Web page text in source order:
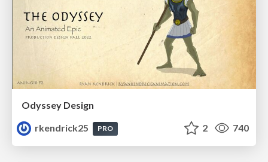
Odyssey Design
rkendrick25
PRO 2 740